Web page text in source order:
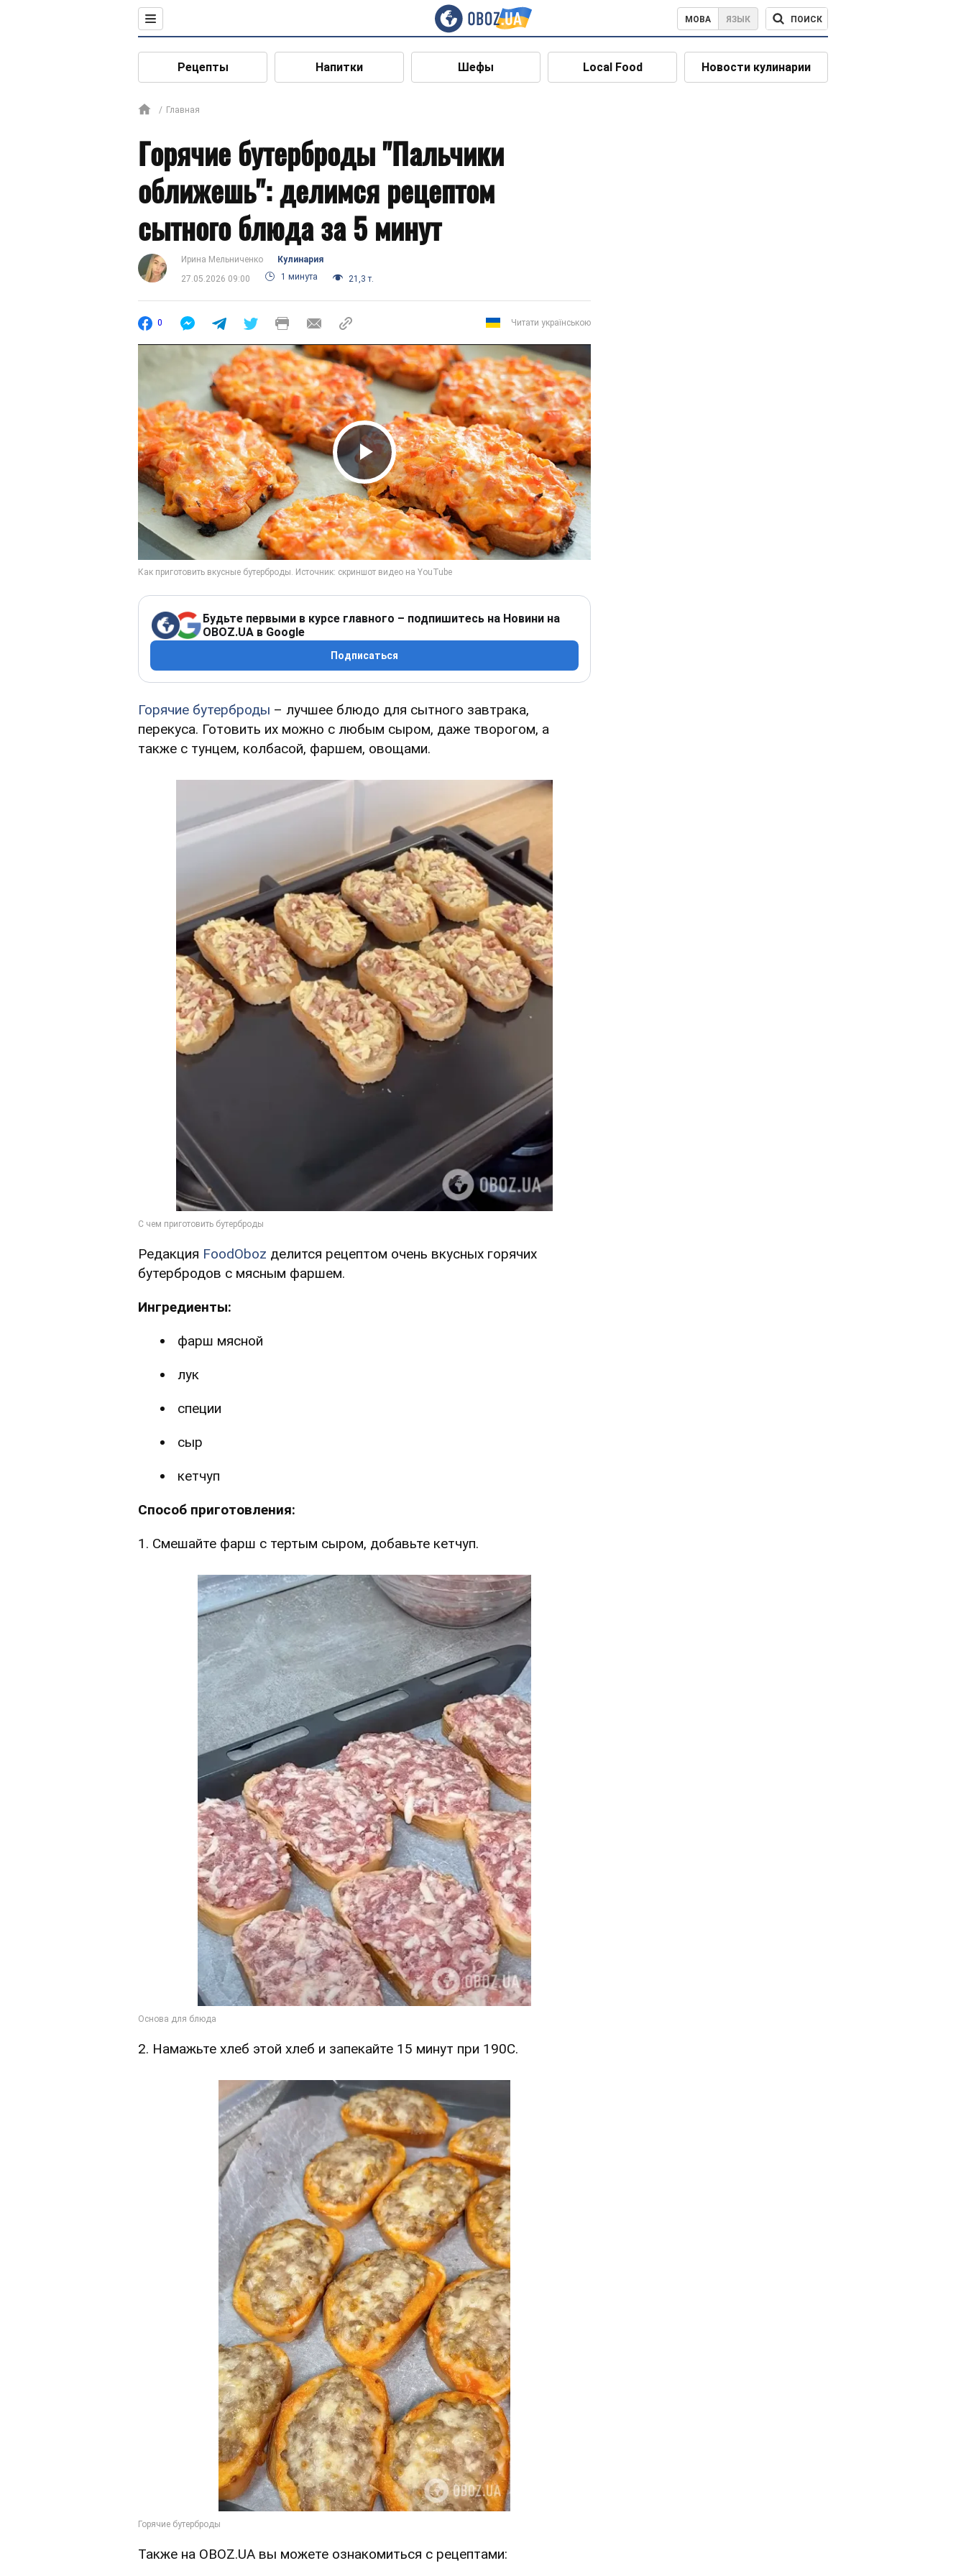
МОВА ЯЗЫК ПОИСК
Рецепты Напитки Шефы Local Food Новости кулинарии
Главная
Горячие бутерброды "Пальчики
оближешь": делимся рецептом
сытного блюда за 5 минут
Ирина Мельниченко
Кулинария
27.05.2026 09:00
1 минута 21,3 т.
0 Читати українською
Play Video
Будьте первыми в курсе главного – подпишитесь на Новини на
OBOZ.UA в Google
Подписаться
Горячие бутерброды – лучшее блюдо для сытного завтрака,
перекуса. Готовить их можно с любым сыром, даже творогом, а
также с тунцем, колбасой, фаршем, овощами.
Редакция FoodOboz делится рецептом очень вкусных горячих
бутербродов с мясным фаршем.
Ингредиенты:
фарш мясной
лук
специи
сыр
кетчуп
Способ приготовления:
1. Смешайте фарш с тертым сыром, добавьте кетчуп.
2. Намажьте хлеб этой хлеб и запекайте 15 минут при 190С.
Также на OBOZ.UA вы можете ознакомиться с рецептами: